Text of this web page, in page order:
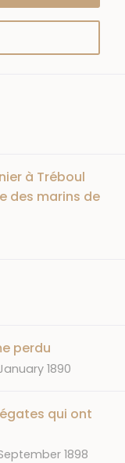
à Tréboul
des marins de
perdu
1890
qui ont
1898